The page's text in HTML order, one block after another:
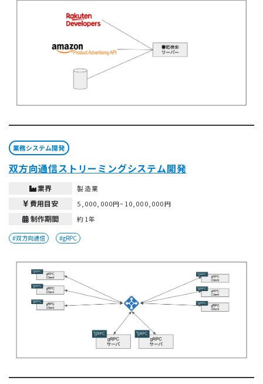
業務システム開発
双方向通信ストリーミングシステム開発
業界 製造業
費用目安 5,000,000円~10,000,000円
制作期間 約1年
#双方向通信 #gRPC